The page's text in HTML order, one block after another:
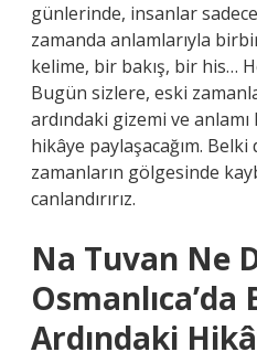
günlerinde, insanlar
zamanda anlamlarıyla
kelime, bir bakış, bir his…
Bugün sizlere, eski
ardındaki gizemi ve
hikâye paylaşacağım.
zamanların gölgesinde
canlandırırız.
Na Tuvan Ne
Ardındaki